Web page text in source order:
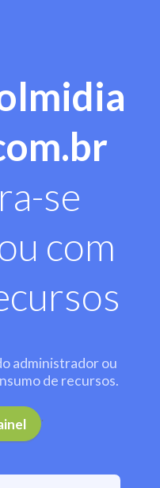
se
com
administrador ou
de recursos.
.